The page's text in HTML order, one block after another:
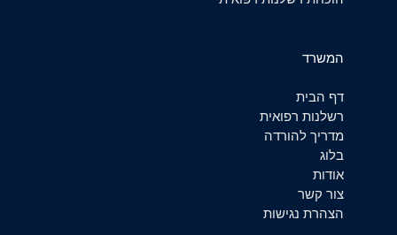
המשרד
דף הבית
רשלנות רפואית
מדריך להורדה
בלוג
אודות
צור קשר
הצהרת נגישות